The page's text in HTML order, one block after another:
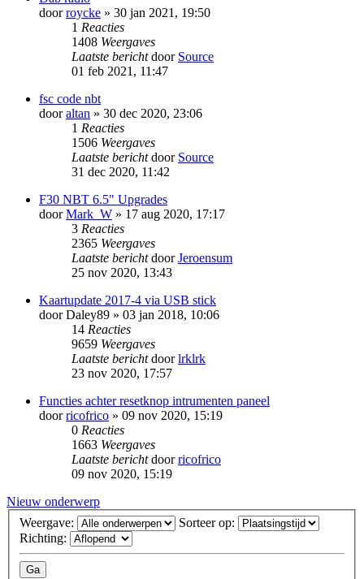
doorroycke » 30 jan 2021, 19:50
1 Reacties
1408 Weergaves
Laatste berichtdoor Source
01 feb 2021, 11:47
fsc code nbt
dooraltan » 30 dec 2020, 23:06
1 Reacties
1506 Weergaves
Laatste berichtdoor Source
31 dec 2020, 11:42
F30 NBT 6.5" Upgrades
doorMark_W » 17 aug 2020, 17:17
3 Reacties
2365 Weergaves
Laatste berichtdoorJeroensum
25 nov 2020, 13:43
Kaartupdate 2017-4 via USB stick
doorDaley89 » 03 jan 2018, 10:06
14 Reacties
9659 Weergaves
Laatste berichtdoorlrklrk
23 nov 2020, 17:57
Functies achter resetknop intrumenten paneel
doorricofrico » 09 nov 2020, 15:19
0 Reacties
1663 Weergaves
Laatste berichtdoorricofrico
09 nov 2020, 15:19
Nieuw onderwerp
Weergave:
Sorteer op:
Richting: